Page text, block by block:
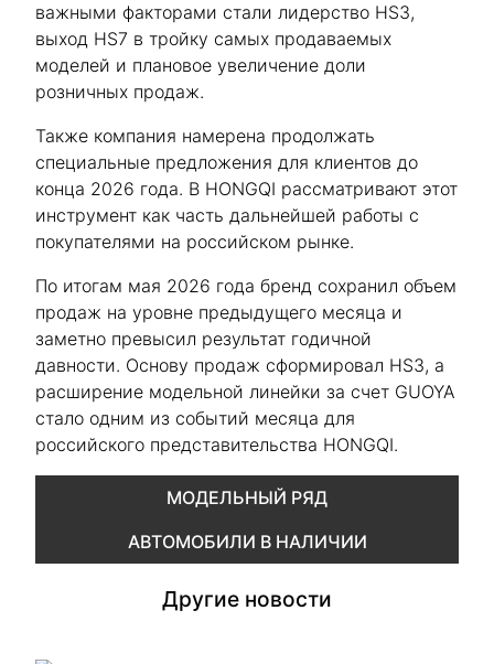
важными факторами стали лидерство HS3,
выход HS7 в тройку самых продаваемых
моделей и плановое увеличение доли
розничных продаж.
Также компания намерена продолжать
специальные предложения для клиентов до
конца 2026 года. В HONGQI рассматривают этот
инструмент как часть дальнейшей работы с
покупателями на российском рынке.
По итогам мая 2026 года бренд сохранил объем
продаж на уровне предыдущего месяца и
заметно превысил результат годичной
давности. Основу продаж сформировал HS3, а
расширение модельной линейки за счет GUOYA
стало одним из событий месяца для
российского представительства HONGQI.
МОДЕЛЬНЫЙ РЯД
АВТОМОБИЛИ В НАЛИЧИИ
Другие новости